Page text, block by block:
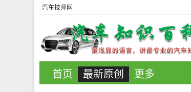
汽车技师网
首页 最新原创 更多